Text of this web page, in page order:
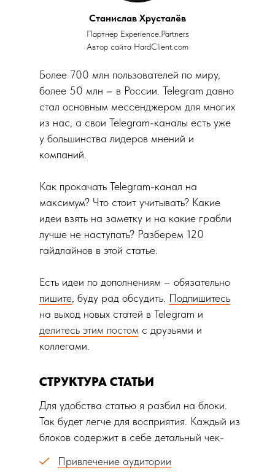
Более 700 млн пользователей по миру,
более 50 млн – в России. Telegram давно
стал основным мессенджером для многих
из нас, а свои Telegram-каналы есть уже
у большинства лидеров мнений и
компаний.
Как прокачать Telegram-канал на
максимум? Что стоит учитывать? Какие
идеи взять на заметку и на какие грабли
лучше не наступать? Разберем 120
гайдлайнов в этой статье.
Есть идеи по дополнениям – обязательно
пишите, буду рад обсудить. Подпишитесь
на выход новых статей в Telegram и
делитесь этим постом с друзьями и
коллегами.
Станислав Хрусталёв
Партнер Experience.Partners
Автор сайта HardClient.com
СТРУКТУРА СТАТЬИ
Для удобства статью я разбил на блоки.
Так будет легче для восприятия. Каждый из
блоков содержит в себе детальный чек-
Привлечение аудитории